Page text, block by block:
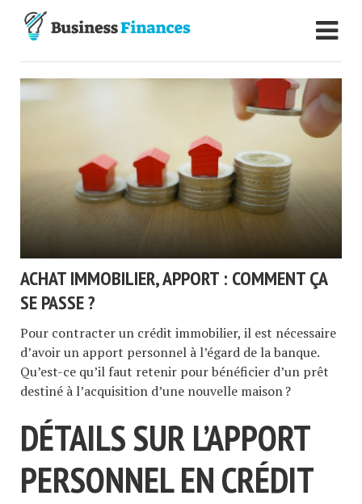
ACHAT IMMOBILIER, APPORT : COMMENT ÇA
SE PASSE ?
Pour contracter un crédit immobilier, il est nécessaire
d’avoir un apport personnel à l’égard de la banque.
Qu’est-ce qu’il faut retenir pour bénéficier d’un prêt
destiné à l’acquisition d’une nouvelle maison ?
DÉTAILS SUR L’APPORT
PERSONNEL EN CRÉDIT